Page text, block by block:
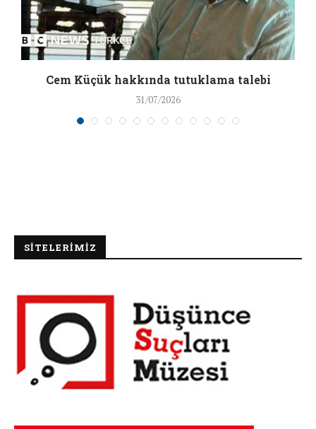
Cem Küçük hakkında tutuklama talebi
31/07/2026
SİTELERİMİZ